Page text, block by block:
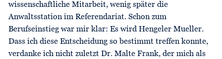
wissenschaftliche Mitarbeit, wenig später die
Anwaltsstation im Referendariat. Schon zum
Berufseinstieg war mir klar: Es wird Hengeler Mueller.
Dass ich diese Entscheidung so bestimmt treffen konnte,
verdanke ich nicht zuletzt Dr. Malte Frank, der mich als